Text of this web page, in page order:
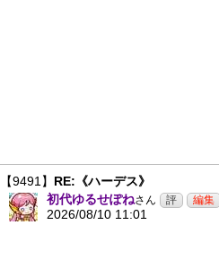
【9491】 RE:《ハーデス》
初代ゆるせぽねさん
2026/08/10 11:01